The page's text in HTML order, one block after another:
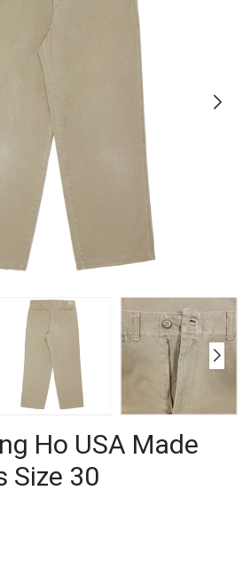
Ho USA Made
Size 30